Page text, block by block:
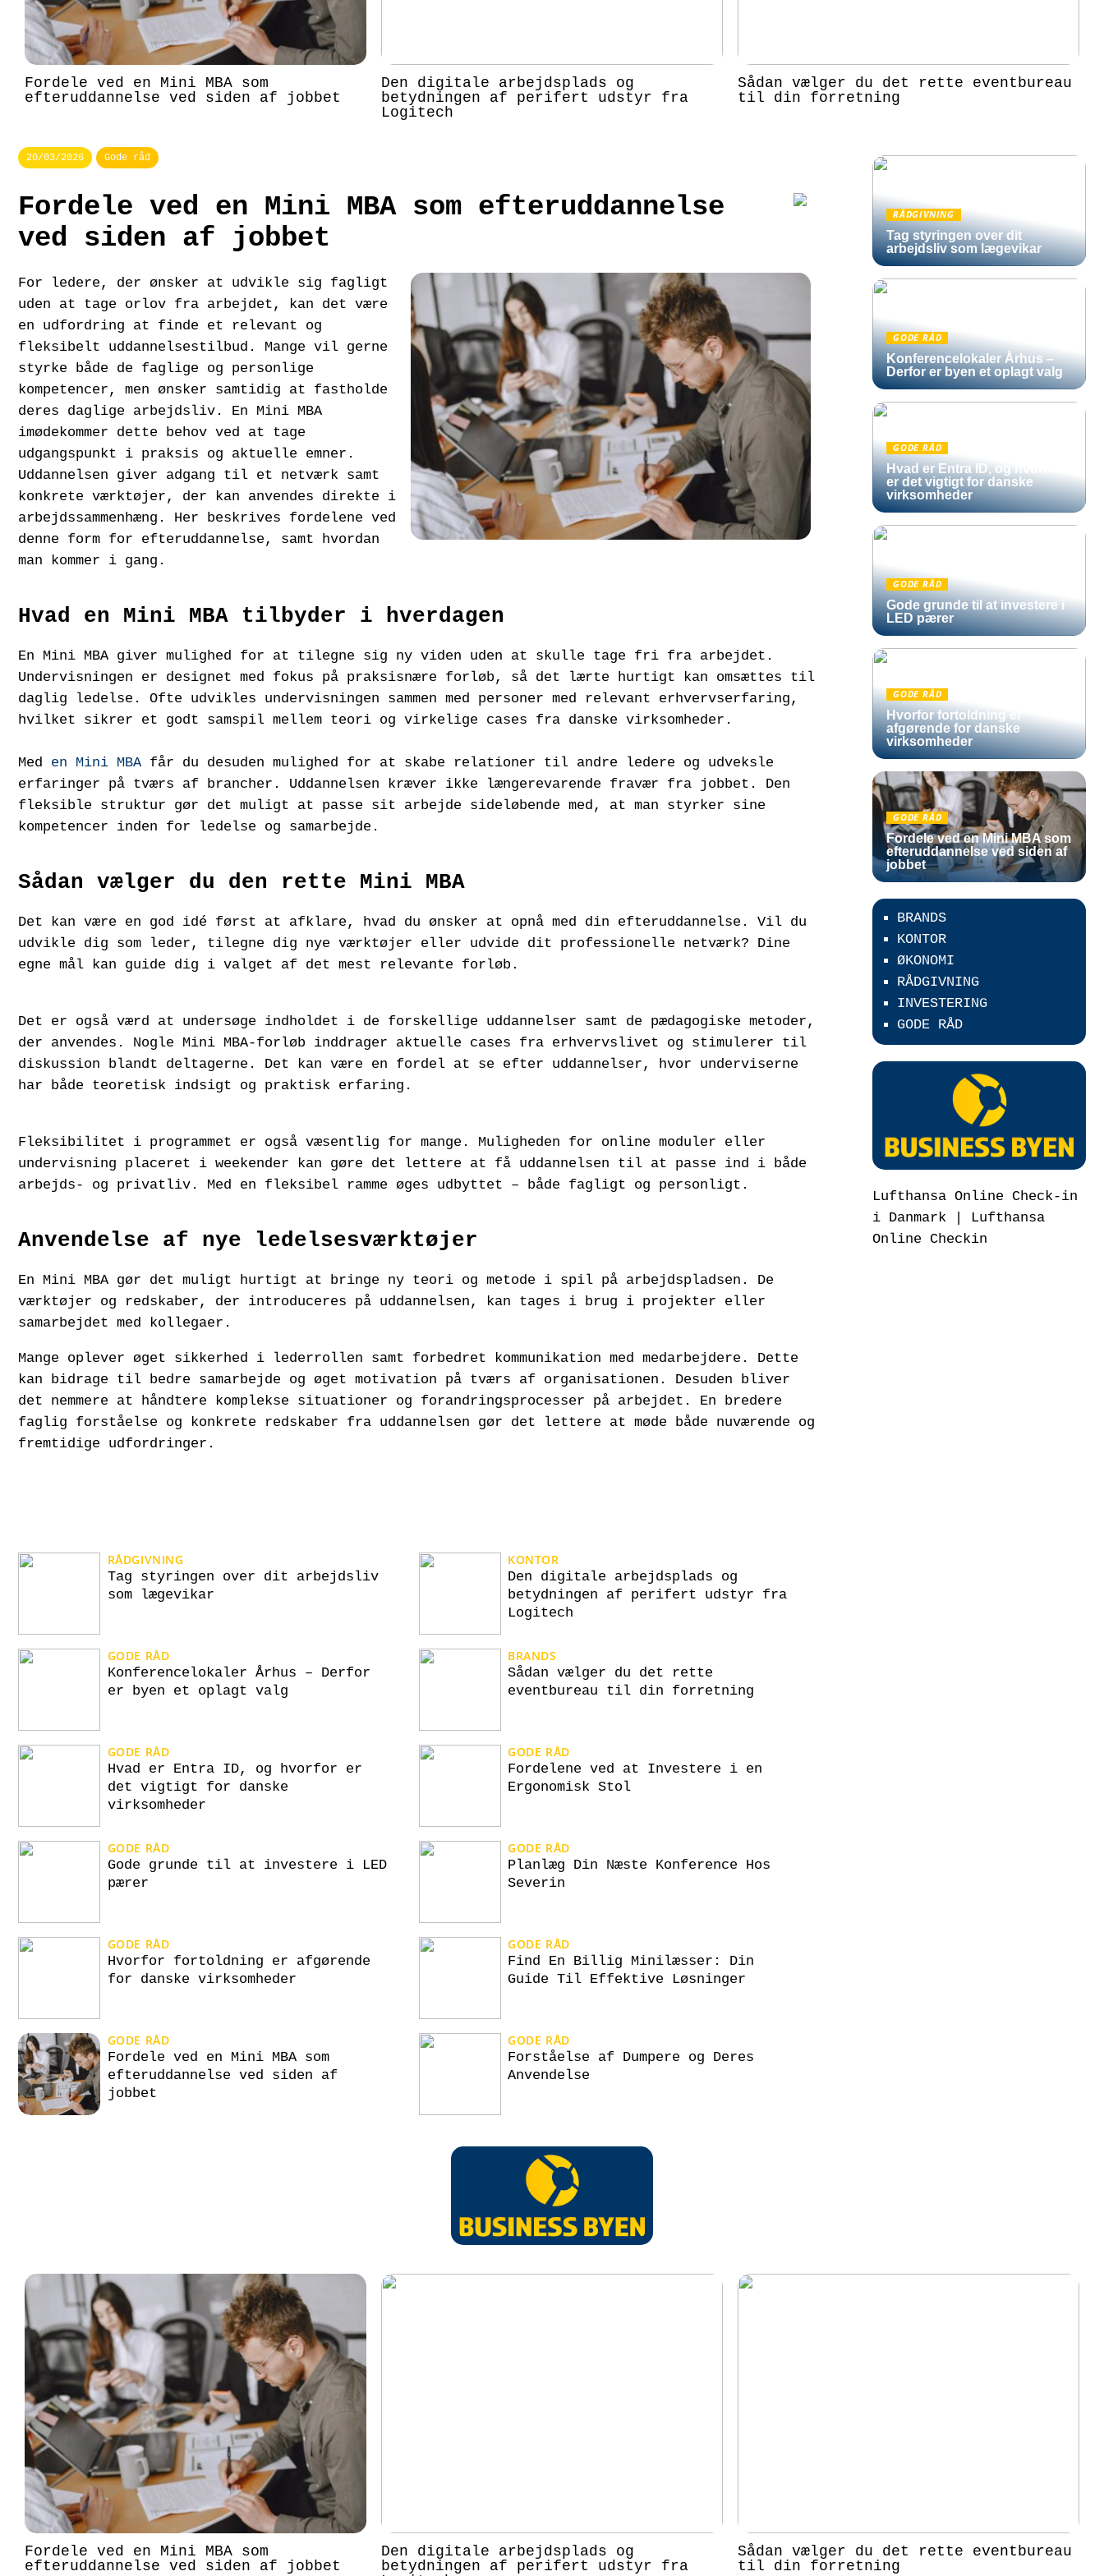
Fordele ved en Mini MBA som
efteruddannelse ved siden af jobbet
Den digitale arbejdsplads og
betydningen af perifert udstyr fra
Logitech
Sådan vælger du det rette eventbureau
til din forretning
20/03/2026 Gode råd
Fordele ved en Mini MBA som efteruddannelse
ved siden af jobbet
For ledere, der ønsker at udvikle sig fagligt
uden at tage orlov fra arbejdet, kan det være
en udfordring at finde et relevant og
fleksibelt uddannelsestilbud. Mange vil gerne
styrke både de faglige og personlige
kompetencer, men ønsker samtidig at fastholde
deres daglige arbejdsliv. En Mini MBA
imødekommer dette behov ved at tage
udgangspunkt i praksis og aktuelle emner.
Uddannelsen giver adgang til et netværk samt
konkrete værktøjer, der kan anvendes direkte i
arbejdssammenhæng. Her beskrives fordelene ved
denne form for efteruddannelse, samt hvordan
man kommer i gang.
Hvad en Mini MBA tilbyder i hverdagen
En Mini MBA giver mulighed for at tilegne sig ny viden uden at skulle tage fri fra arbejdet.
Undervisningen er designet med fokus på praksisnære forløb, så det lærte hurtigt kan omsættes til
daglig ledelse. Ofte udvikles undervisningen sammen med personer med relevant erhvervserfaring,
hvilket sikrer et godt samspil mellem teori og virkelige cases fra danske virksomheder.
Med en Mini MBA får du desuden mulighed for at skabe relationer til andre ledere og udveksle
erfaringer på tværs af brancher. Uddannelsen kræver ikke længerevarende fravær fra jobbet. Den
fleksible struktur gør det muligt at passe sit arbejde sideløbende med, at man styrker sine
kompetencer inden for ledelse og samarbejde.
Sådan vælger du den rette Mini MBA
Det kan være en god idé først at afklare, hvad du ønsker at opnå med din efteruddannelse. Vil du
udvikle dig som leder, tilegne dig nye værktøjer eller udvide dit professionelle netværk? Dine
egne mål kan guide dig i valget af det mest relevante forløb.
Det er også værd at undersøge indholdet i de forskellige uddannelser samt de pædagogiske metoder,
der anvendes. Nogle Mini MBA-forløb inddrager aktuelle cases fra erhvervslivet og stimulerer til
diskussion blandt deltagerne. Det kan være en fordel at se efter uddannelser, hvor underviserne
har både teoretisk indsigt og praktisk erfaring.
Fleksibilitet i programmet er også væsentlig for mange. Muligheden for online moduler eller
undervisning placeret i weekender kan gøre det lettere at få uddannelsen til at passe ind i både
arbejds- og privatliv. Med en fleksibel ramme øges udbyttet – både fagligt og personligt.
Anvendelse af nye ledelsesværktøjer
En Mini MBA gør det muligt hurtigt at bringe ny teori og metode i spil på arbejdspladsen. De
værktøjer og redskaber, der introduceres på uddannelsen, kan tages i brug i projekter eller
samarbejdet med kollegaer.
Mange oplever øget sikkerhed i lederrollen samt forbedret kommunikation med medarbejdere. Dette
kan bidrage til bedre samarbejde og øget motivation på tværs af organisationen. Desuden bliver
det nemmere at håndtere komplekse situationer og forandringsprocesser på arbejdet. En bredere
faglig forståelse og konkrete redskaber fra uddannelsen gør det lettere at møde både nuværende og
fremtidige udfordringer.
RÅDGIVNING
Tag styringen over dit arbejdsliv
som lægevikar
GODE RÅD
Konferencelokaler Århus – Derfor
er byen et oplagt valg
GODE RÅD
Hvad er Entra ID, og hvorfor er
det vigtigt for danske
virksomheder
GODE RÅD
Gode grunde til at investere i LED
pærer
GODE RÅD
Hvorfor fortoldning er afgørende
for danske virksomheder
GODE RÅD
Fordele ved en Mini MBA som
efteruddannelse ved siden af
jobbet
KONTOR
Den digitale arbejdsplads og
betydningen af perifert udstyr fra
Logitech
BRANDS
Sådan vælger du det rette
eventbureau til din forretning
GODE RÅD
Fordelene ved at Investere i en
Ergonomisk Stol
GODE RÅD
Planlæg Din Næste Konference Hos
Severin
GODE RÅD
Find En Billig Minilæsser: Din
Guide Til Effektive Løsninger
GODE RÅD
Forståelse af Dumpere og Deres
Anvendelse
RÅDGIVNING
Tag styringen over dit
arbejdsliv som lægevikar
GODE RÅD
Konferencelokaler Århus –
Derfor er byen et oplagt valg
GODE RÅD
Hvad er Entra ID, og hvorfor
er det vigtigt for danske
virksomheder
GODE RÅD
Gode grunde til at investere i
LED pærer
GODE RÅD
Hvorfor fortoldning er
afgørende for danske
virksomheder
GODE RÅD
Fordele ved en Mini MBA som
efteruddannelse ved siden af
jobbet
BRANDS
KONTOR
ØKONOMI
RÅDGIVNING
INVESTERING
GODE RÅD
Lufthansa Online Check-in
i Danmark | Lufthansa
Online Checkin
Fordele ved en Mini MBA som
efteruddannelse ved siden af jobbet
Den digitale arbejdsplads og
betydningen af perifert udstyr fra
Sådan vælger du det rette eventbureau
til din forretning